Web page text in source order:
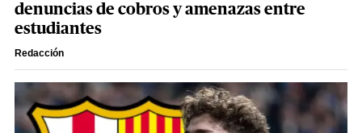
denuncias de cobros y amenazas entre
estudiantes
Redacción